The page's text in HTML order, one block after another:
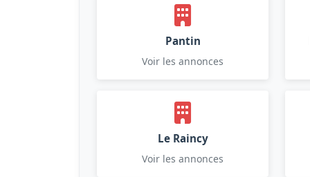
Pantin
Voir les annonces
Le Raincy
Voir les annonces